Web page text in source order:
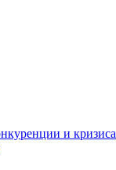
и кризиса